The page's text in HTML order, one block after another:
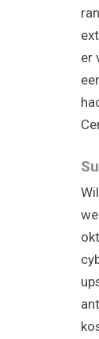
er